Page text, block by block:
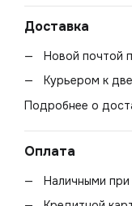
Доставка
Новой почтой
Курьером к
Подробнее о
Оплата
Наличными при